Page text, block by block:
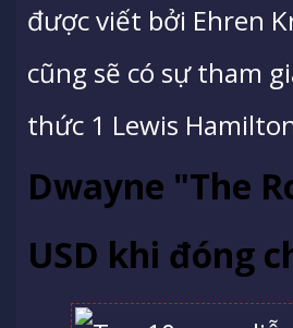
được viết bởi Ehren
cũng sẽ có sự tham
thức 1 Lewis
Dwayne "The
USD khi đóng